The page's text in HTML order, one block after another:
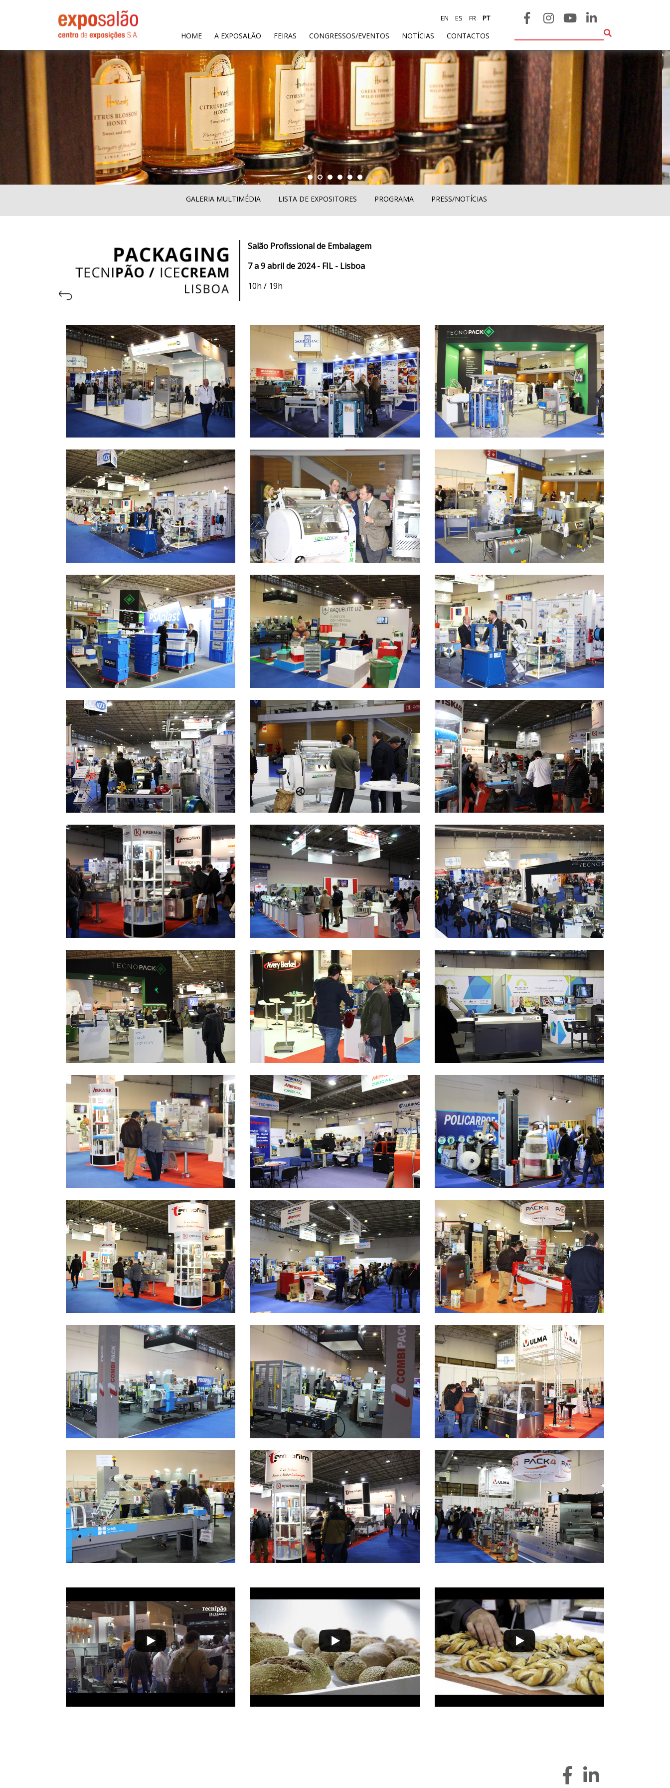
HOME(CURRENT)
A EXPOSALÃO FEIRAS CONGRESSOS/EVENTOS NOTÍCIAS CONTACTOS
EN ES FR PT
GALERIA MULTIMÉDIA LISTA DE EXPOSITORES PROGRAMA PRESS/NOTÍCIAS
Salão Profissional de Embalagem
7 a 9 abril de 2024 - FIL - Lisboa
10h / 19h